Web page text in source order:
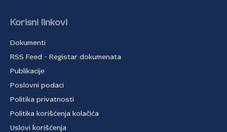
Korisni linkovi
Dokumenti
RSS Feed - Registar dokumenata
Publikacije
Poslovni podaci
Politika privatnosti
Politika korišćenja kolačića
Uslovi korišćenja